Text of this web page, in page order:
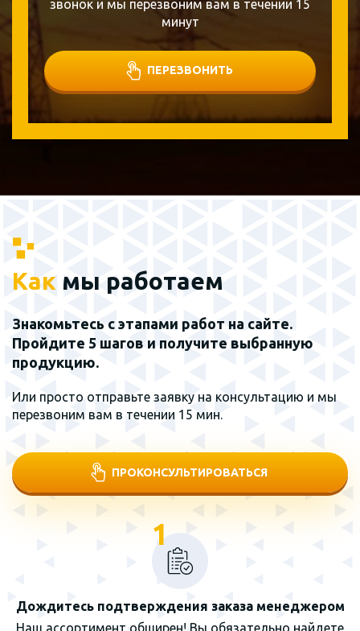
звонок и мы перезвоним вам в течении 15
минут
ПЕРЕЗВОНИТЬ
Как мы работаем
Знакомьтесь с этапами работ на сайте.
Пройдите 5 шагов и получите выбранную
продукцию.
Или просто отправьте заявку на консультацию и мы
перезвоним вам в течении 15 мин.
ПРОКОНСУЛЬТИРОВАТЬСЯ
1
Дождитесь подтверждения заказа менеджером
Наш ассортимент обширен! Вы обязательно найдете